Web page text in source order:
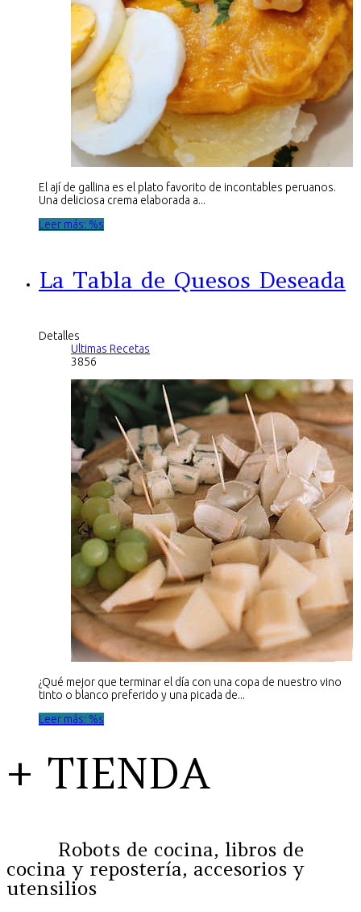
El ají de gallina es el plato favorito de incontables peruanos.
Una deliciosa crema elaborada a...
Leer más: %s
La Tabla de Quesos Deseada
Detalles
Ultimas Recetas
3856
¿Qué mejor que terminar el día con una copa de nuestro vino
tinto o blanco preferido y una picada de...
Leer más: %s
+ TIENDA
Robots de cocina, libros de
cocina y repostería, accesorios y
utensilios